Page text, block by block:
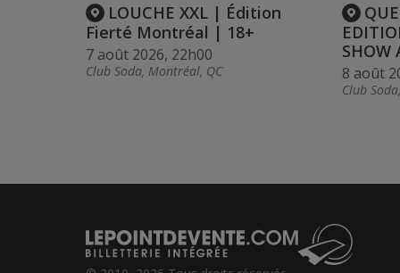
LOUCHE XXL | Édition
Fierté Montréal | 18+
7 août 2026, 22h00
Club Soda, Montréal, QC
SHOW
8 août
Club